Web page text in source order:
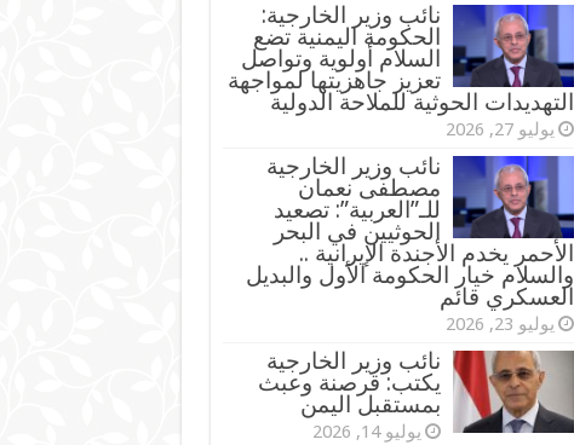
نائب وزير الخارجية:
الحكومة اليمنية تضع
السلام أولوية وتواصل
تعزيز جاهزيتها لمواجهة
التهديدات الحوثية للملاحة الدولية
يوليو 27, 2026
نائب وزير الخارجية
مصطفى نعمان
للـ”العربية”: تصعيد
الحوثيين في البحر
الأحمر يخدم الأجندة الإيرانية ..
والسلام خيار الحكومة الأول والبديل
العسكري قائم
يوليو 23, 2026
نائب وزير الخارجية
يكتب: قرصنة وعبث
بمستقبل اليمن
يوليو 14, 2026